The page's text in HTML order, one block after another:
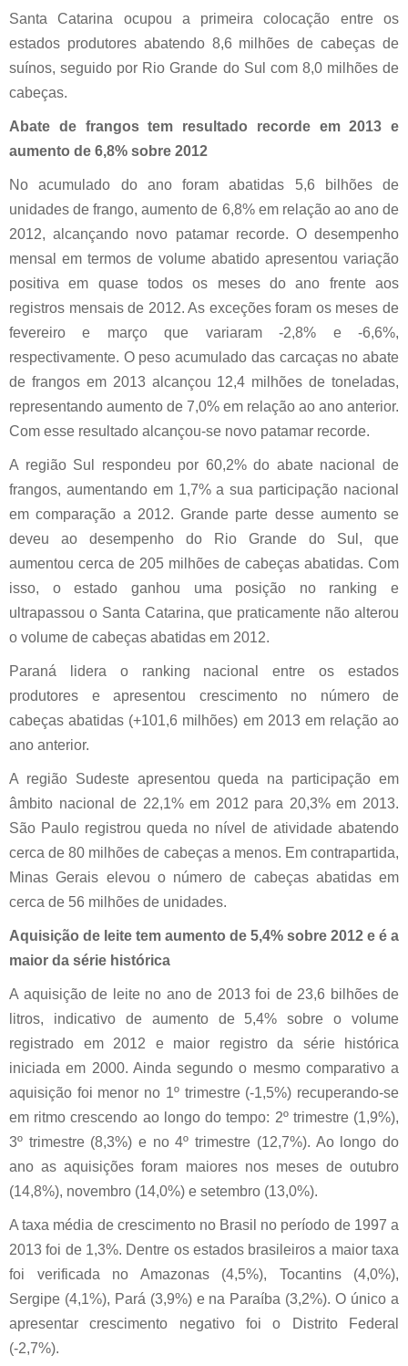
Santa Catarina ocupou a primeira colocação entre os
estados produtores abatendo 8,6 milhões de cabeças de
suínos, seguido por Rio Grande do Sul com 8,0 milhões de
cabeças.
Abate de frangos tem resultado recorde em 2013 e
aumento de 6,8% sobre 2012
No acumulado do ano foram abatidas 5,6 bilhões de
unidades de frango, aumento de 6,8% em relação ao ano de
2012, alcançando novo patamar recorde. O desempenho
mensal em termos de volume abatido apresentou variação
positiva em quase todos os meses do ano frente aos
registros mensais de 2012. As exceções foram os meses de
fevereiro e março que variaram -2,8% e -6,6%,
respectivamente. O peso acumulado das carcaças no abate
de frangos em 2013 alcançou 12,4 milhões de toneladas,
representando aumento de 7,0% em relação ao ano anterior.
Com esse resultado alcançou-se novo patamar recorde.
A região Sul respondeu por 60,2% do abate nacional de
frangos, aumentando em 1,7% a sua participação nacional
em comparação a 2012. Grande parte desse aumento se
deveu ao desempenho do Rio Grande do Sul, que
aumentou cerca de 205 milhões de cabeças abatidas. Com
isso, o estado ganhou uma posição no ranking e
ultrapassou o Santa Catarina, que praticamente não alterou
o volume de cabeças abatidas em 2012.
Paraná lidera o ranking nacional entre os estados
produtores e apresentou crescimento no número de
cabeças abatidas (+101,6 milhões) em 2013 em relação ao
ano anterior.
A região Sudeste apresentou queda na participação em
âmbito nacional de 22,1% em 2012 para 20,3% em 2013.
São Paulo registrou queda no nível de atividade abatendo
cerca de 80 milhões de cabeças a menos. Em contrapartida,
Minas Gerais elevou o número de cabeças abatidas em
cerca de 56 milhões de unidades.
Aquisição de leite tem aumento de 5,4% sobre 2012 e é a
maior da série histórica
A aquisição de leite no ano de 2013 foi de 23,6 bilhões de
litros, indicativo de aumento de 5,4% sobre o volume
registrado em 2012 e maior registro da série histórica
iniciada em 2000. Ainda segundo o mesmo comparativo a
aquisição foi menor no 1º trimestre (-1,5%) recuperando-se
em ritmo crescendo ao longo do tempo: 2º trimestre (1,9%),
3º trimestre (8,3%) e no 4º trimestre (12,7%). Ao longo do
ano as aquisições foram maiores nos meses de outubro
(14,8%), novembro (14,0%) e setembro (13,0%).
A taxa média de crescimento no Brasil no período de 1997 a
2013 foi de 1,3%. Dentre os estados brasileiros a maior taxa
foi verificada no Amazonas (4,5%), Tocantins (4,0%),
Sergipe (4,1%), Pará (3,9%) e na Paraíba (3,2%). O único a
apresentar crescimento negativo foi o Distrito Federal
(-2,7%).